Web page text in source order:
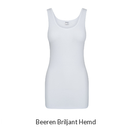
Beeren Briljant Hemd